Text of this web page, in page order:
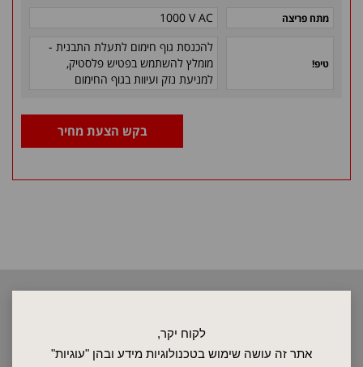
לקוח יקר,
אתר זה עושה שימוש בטכנולוגיות מידע ובהן "עוגיות"
מתח פריצה 1000 V AC
טיפ!
להכנסת גוף חימום לתעלת התבנית -
מומלץ להשתמש בפטיש פלסטיק,
למניעת נזק ועיוות בגוף החימום
בקש הצעת מחיר